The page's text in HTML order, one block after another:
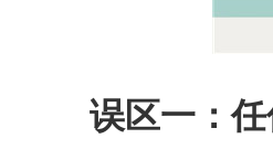
误区一：任